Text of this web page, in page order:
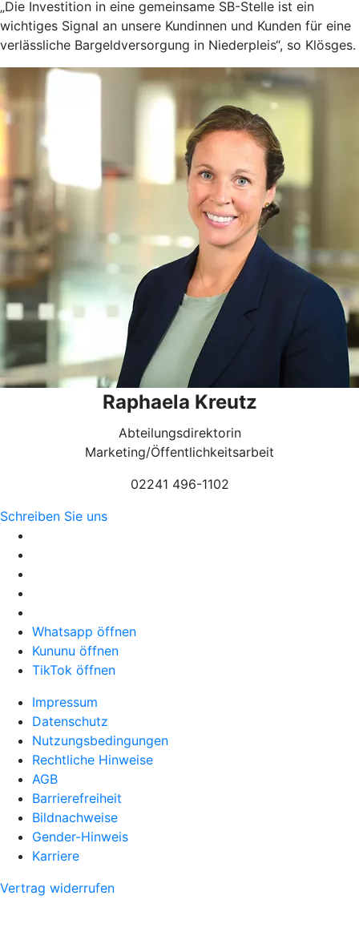
„Die Investition in eine gemeinsame SB-Stelle ist ein
wichtiges Signal an unsere Kundinnen und Kunden für eine
verlässliche Bargeldversorgung in Niederpleis“, so Klösges.
Raphaela Kreutz
Abteilungsdirektorin
Marketing/Öffentlichkeitsarbeit
02241 496-1102
Schreiben Sie uns
Whatsapp öffnen
Kununu öffnen
TikTok öffnen
Impressum
Datenschutz
Nutzungsbedingungen
Rechtliche Hinweise
AGB
Barrierefreiheit
Bildnachweise
Gender-Hinweis
Karriere
Vertrag widerrufen